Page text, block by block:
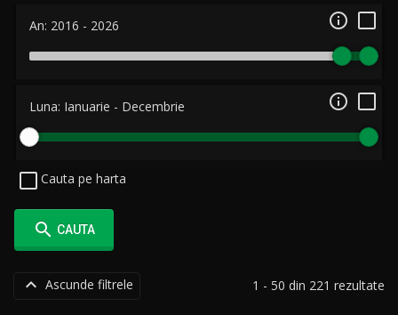
An: 2016 - 2026 
Luna: Ianuarie - Decembrie 
Cauta pe harta
 CAUTA
 Ascunde filtrele 1 - 50 din 221 rezultate